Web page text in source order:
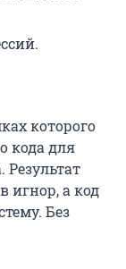
которого
кода для
Результат
игнор, а код
Без